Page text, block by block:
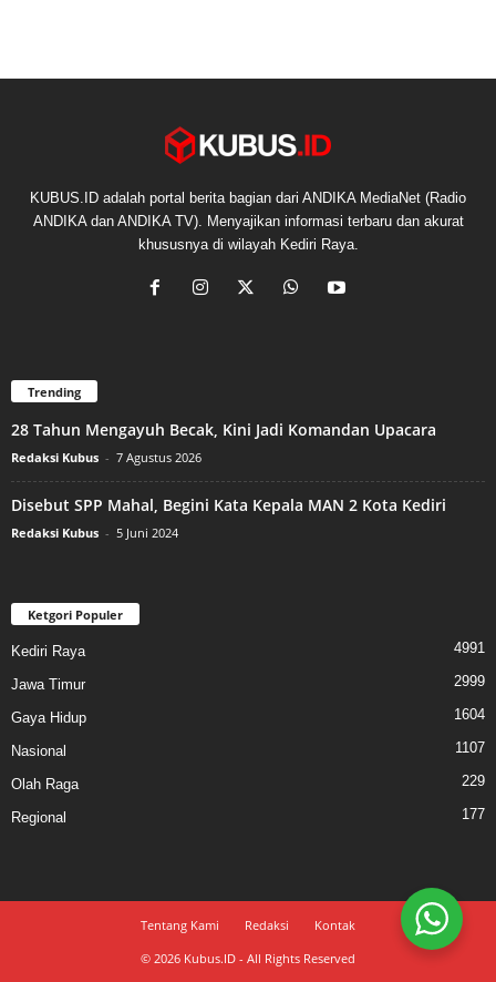
KUBUS.ID adalah portal berita bagian dari ANDIKA MediaNet (Radio
ANDIKA dan ANDIKA TV). Menyajikan informasi terbaru dan akurat
khususnya di wilayah Kediri Raya.
Trending
28 Tahun Mengayuh Becak, Kini Jadi Komandan Upacara
Redaksi Kubus - 7 Agustus 2026
Disebut SPP Mahal, Begini Kata Kepala MAN 2 Kota Kediri
Redaksi Kubus - 5 Juni 2024
Ketgori Populer
Kediri Raya 4991
Jawa Timur 2999
Gaya Hidup 1604
Nasional 1107
Olah Raga 229
Regional 177
Tentang Kami Redaksi
Kontak
© 2026 Kubus.ID - All Rights Reserved